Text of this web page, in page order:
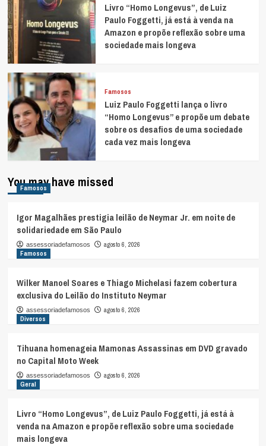
Livro “Homo Longevus”, de Luiz
Paulo Foggetti, já está à venda na
Amazon e propõe reflexão sobre uma
sociedade mais longeva
Famosos
Luiz Paulo Foggetti lança o livro
“Homo Longevus” e propõe um debate
sobre os desafios de uma sociedade
cada vez mais longeva
You may have missed
Famosos
Igor Magalhães prestigia leilão de Neymar Jr. em noite de
solidariedade em São Paulo
assessoriadefamosos
agosto 6, 2026
Famosos
Wilker Manoel Soares e Thiago Michelasi fazem cobertura
exclusiva do Leilão do Instituto Neymar
assessoriadefamosos
agosto 6, 2026
Diversos
Tihuana homenageia Mamonas Assassinas em DVD gravado
no Capital Moto Week
assessoriadefamosos
agosto 6, 2026
Geral
Livro “Homo Longevus”, de Luiz Paulo Foggetti, já está à
venda na Amazon e propõe reflexão sobre uma sociedade
mais longeva